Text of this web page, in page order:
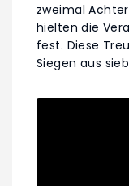
zweimal
hielten die
fest. Diese
Siegen aus